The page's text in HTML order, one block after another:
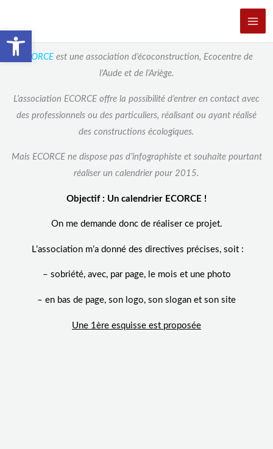
contenu
ECORCE est une association d’écoconstruction, Ecocentre de
l’Aude et de l’Ariège.
L’association ECORCE offre la possibilité d’entrer en contact avec
des professionnels ou des particuliers, réalisant ou ayant réalisé
des constructions écologiques.
Mais ECORCE ne dispose pas d’infographiste et souhaite pourtant
réaliser un calendrier pour 2015.
Objectif : Un calendrier ECORCE !
On me demande donc de réaliser ce projet.
L’association m’a donné des directives précises, soit :
– sobriété, avec, par page, le mois et une photo
– en bas de page, son logo, son slogan et son site
Une 1ère esquisse est proposée
Ouvrir la barre d’outils